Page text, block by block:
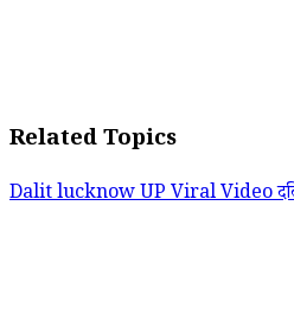
Related Topics
DalitlucknowUPViral Video